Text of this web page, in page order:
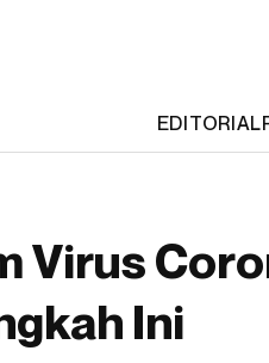
EDITORIAL
Virus
Ini